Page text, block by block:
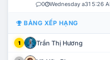
0 Wednesday a31 5:26
BẢNG XẾP HẠNG
1 Trần Thị Hương